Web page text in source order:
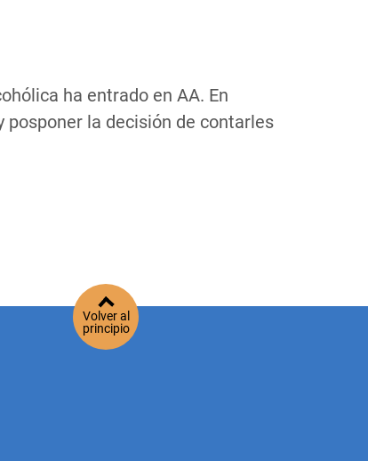
ha entrado en AA. En
posponer la decisión de contarles
Volver al
principio